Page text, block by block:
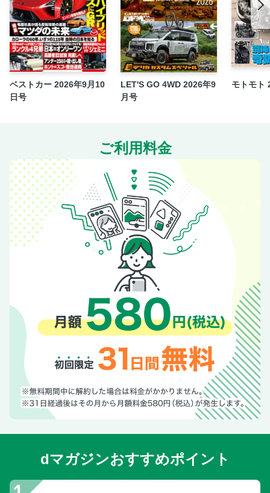
レーシングオン × エムエス・モデルズ
LM Car Spirit #02 Honda NSX GT2 告知
空冷ポルシェの祭典「LUFT TOKYO」がやってくる
バックナンバー
読者プレゼント
次号予告／奥付
ベストカー 2026年9月10
日号
LET'S GO 4WD 2026年9
月号
モトモト
ご利用料金
dマガジンおすすめポイント